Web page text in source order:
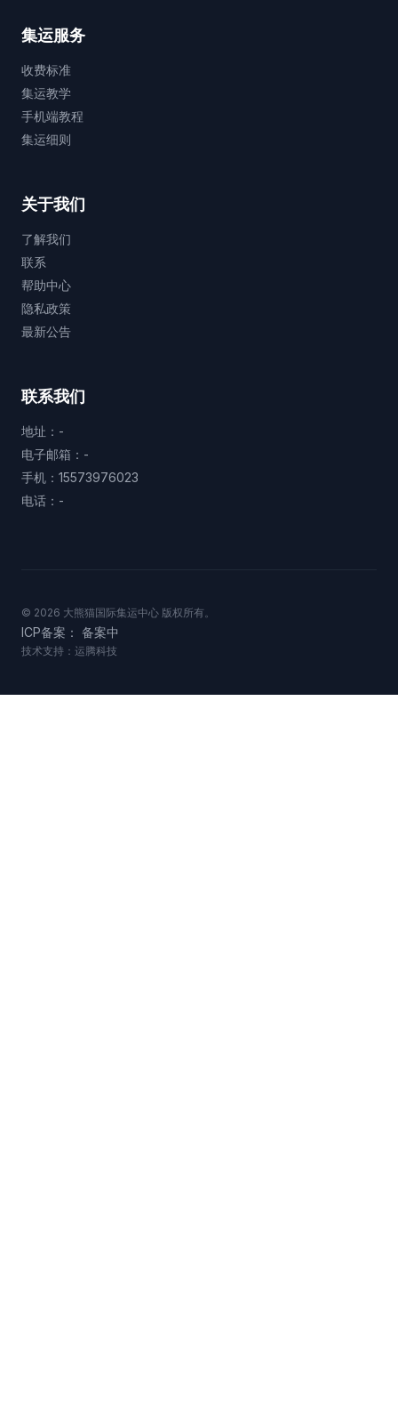
集运服务
收费标准
集运教学
手机端教程
集运细则
关于我们
了解我们
联系
帮助中心
隐私政策
最新公告
联系我们
地址：-
电子邮箱：-
手机：15573976023
电话：-
© 2026 大熊猫国际集运中心 版权所有。
ICP备案： 备案中
技术支持：运腾科技